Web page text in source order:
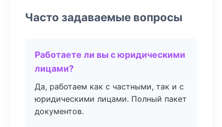
Часто задаваемые вопросы
Работаете ли вы с юридическими
лицами?
Да, работаем как с частными, так и с
юридическими лицами. Полный пакет
документов.